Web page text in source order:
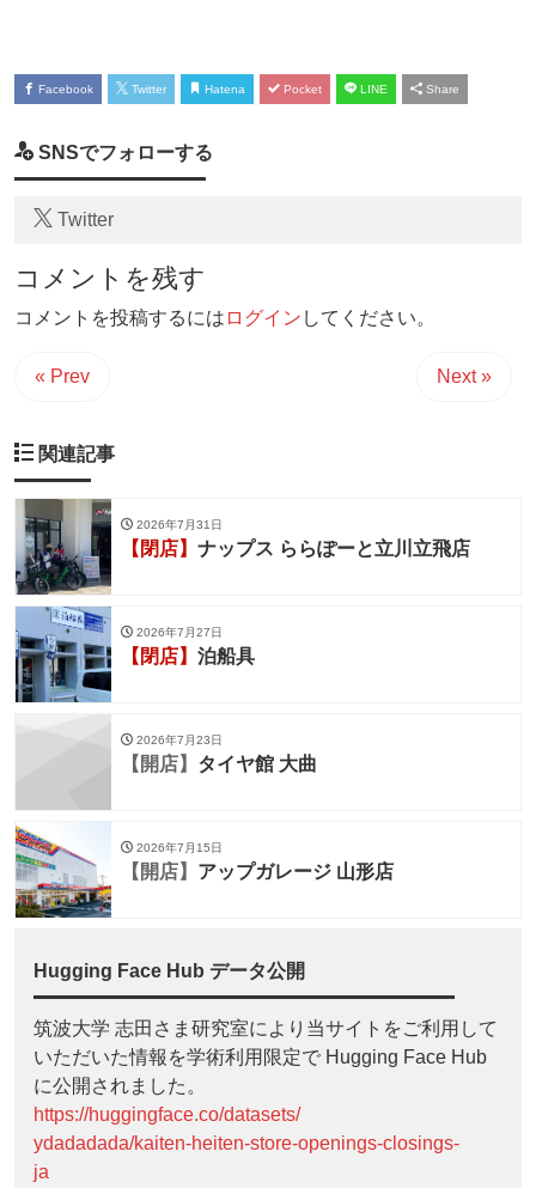
Facebook Twitter Hatena Pocket LINE Share
SNSでフォローする
Twitter
コメントを残す
コメントを投稿するには ログイン してください。
« Prev Next »
関連記事
2026年7月31日
【閉店】 ナップス ららぽーと立川立飛店
2026年7月27日
【閉店】 泊船具
2026年7月23日
【開店】 タイヤ館 大曲
2026年7月15日
【開店】 アップガレージ 山形店
Hugging Face Hub データ公開
筑波大学 志田さま研究室により当サイトをご利用して
いただいた情報を学術利用限定で Hugging Face Hub
に公開されました。
https://huggingface.co/datasets/
ydadadada/kaiten-heiten-store-openings-closings-
ja